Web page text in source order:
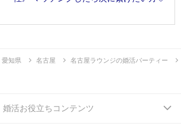
愛知県 名古屋 名古屋ラウンジの婚活パーティー
婚活お役立ちコンテンツ